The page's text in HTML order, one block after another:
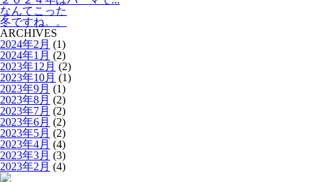
なんてこった
冬ですね。。
ARCHIVES
2024年2月 (1)
2024年1月 (2)
2023年12月 (2)
2023年10月 (1)
2023年9月 (1)
2023年8月 (2)
2023年7月 (2)
2023年6月 (2)
2023年5月 (2)
2023年4月 (4)
2023年3月 (3)
2023年2月 (4)